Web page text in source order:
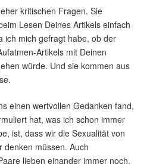
kritischen Fragen. Sie
Lesen Deines Artikels einfach
ich mich gefragt habe, ob der
Artikels mit Deinen
würde. Und sie kommen aus
einen wertvollen Gedanken fand,
hat, was ich schon immer
ist, dass wir die Sexualität von
denken müssen. Auch
lieben einander immer noch,